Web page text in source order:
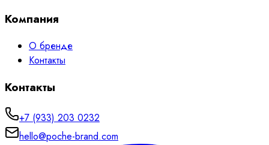
Компания
О бренде
Контакты
Контакты
+7 (933) 203 0232
hello@poche-brand.com